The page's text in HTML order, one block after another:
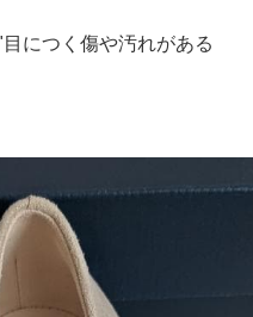
につく傷や汚れがある